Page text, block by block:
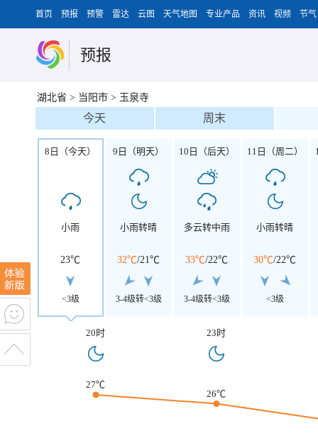
首页 预报 预警 雷达 云图 天气地图 专业产品 资讯 视频 节气
预报
湖北省 > 当阳市 > 玉泉寺
今天 周末
8日（今天）
小雨
23℃
<3级
9日（明天）
小雨转晴
32℃/21℃
3-4级转<3级
10日（后天）
多云转中雨
33℃/22℃
3-4级转<3级
11日（周二）
小雨转晴
30℃/22℃
<3级
20时 23时
27℃
26℃